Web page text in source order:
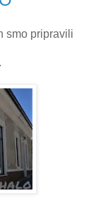
smo pripravili